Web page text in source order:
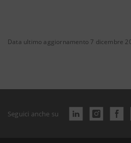
Data ultimo aggiornamento 7 dicembre
Seguici anche su